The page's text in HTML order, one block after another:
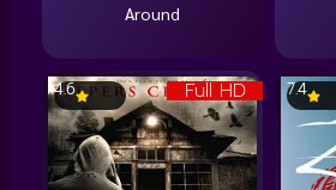
Around
Full HD
4.6 7.4